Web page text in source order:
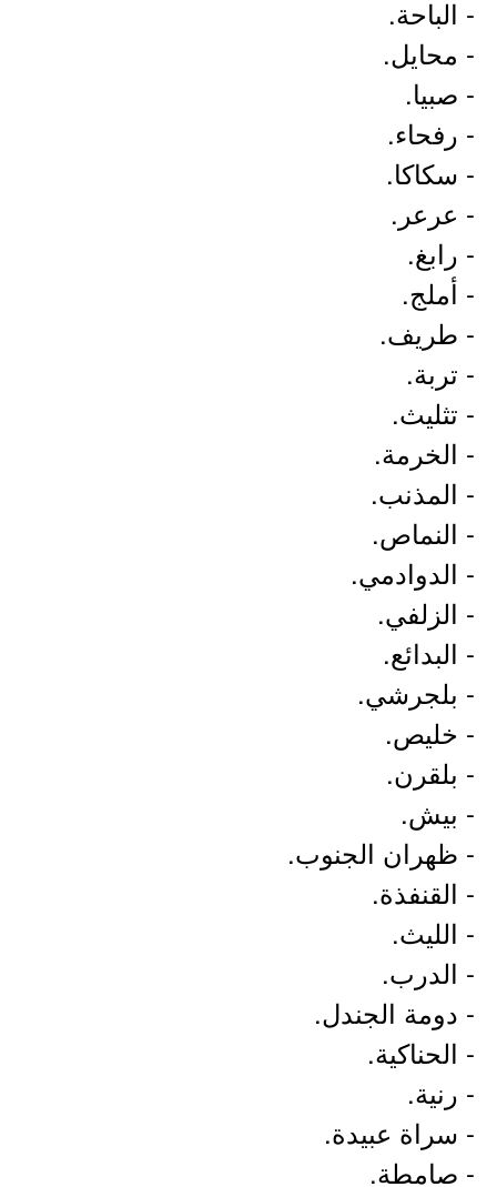
- الباحة.
- محايل.
- صبيا.
- رفحاء.
- سكاكا.
- عرعر.
- رابغ.
- أملج.
- طريف.
- تربة.
- تثليث.
- الخرمة.
- المذنب.
- النماص.
- الدوادمي.
- الزلفي.
- البدائع.
- بلجرشي.
- خليص.
- بلقرن.
- بيش.
- ظهران الجنوب.
- القنفذة.
- الليث.
- الدرب.
- دومة الجندل.
- الحناكية.
- رنية.
- سراة عبيدة.
- صامطة.